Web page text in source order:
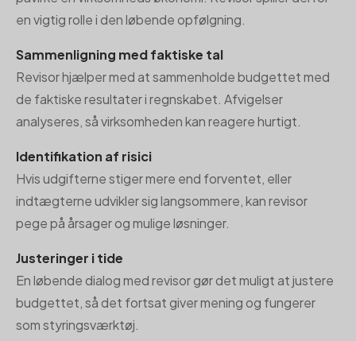
en vigtig rolle i den løbende opfølgning.
Sammenligning med faktiske tal
Revisor hjælper med at sammenholde budgettet med
de faktiske resultater i regnskabet. Afvigelser
analyseres, så virksomheden kan reagere hurtigt.
Identifikation af risici
Hvis udgifterne stiger mere end forventet, eller
indtægterne udvikler sig langsommere, kan revisor
pege på årsager og mulige løsninger.
Justeringer i tide
En løbende dialog med revisor gør det muligt at justere
budgettet, så det fortsat giver mening og fungerer
som styringsværktøj.